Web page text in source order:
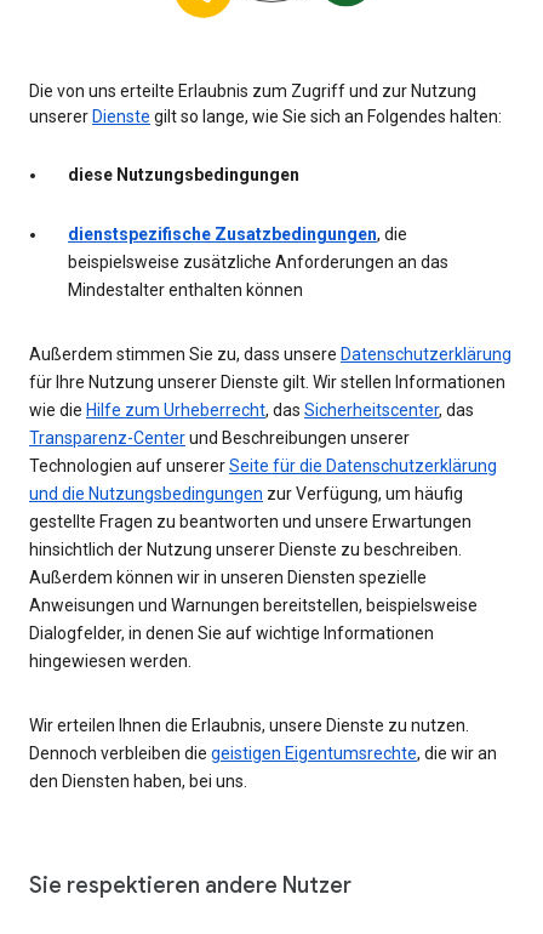
Die von uns erteilte Erlaubnis zum Zugriff und zur Nutzung
unsererDienste gilt so lange, wie Sie sich an Folgendes halten:
diese Nutzungsbedingungen
dienstspezifische Zusatzbedingungen, die
beispielsweise zusätzliche Anforderungen an das
Mindestalter enthalten können
Außerdem stimmen Sie zu, dass unsere Datenschutzerklärung
für Ihre Nutzung unserer Dienste gilt. Wir stellen Informationen
wie die Hilfe zum Urheberrecht, das Sicherheitscenter, das
Transparenz-Centerund Beschreibungen unserer
Technologien auf unsererSeite für die Datenschutzerklärung
und die Nutzungsbedingungen zur Verfügung, um häufig
gestellte Fragen zu beantworten und unsere Erwartungen
hinsichtlich der Nutzung unserer Dienste zu beschreiben.
Außerdem können wir in unseren Diensten spezielle
Anweisungen und Warnungen bereitstellen, beispielsweise
Dialogfelder, in denen Sie auf wichtige Informationen
hingewiesen werden.
Wir erteilen Ihnen die Erlaubnis, unsere Dienste zu nutzen.
Dennoch verbleiben die geistigen Eigentumsrechte, die wir an
den Diensten haben, bei uns.
Sie respektieren andere Nutzer